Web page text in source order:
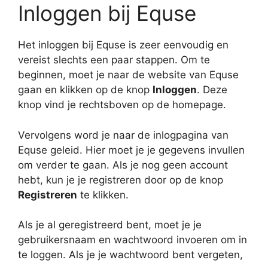
Inloggen bij Equse
Het inloggen bij Equse is zeer eenvoudig en
vereist slechts een paar stappen. Om te
beginnen, moet je naar de website van Equse
gaan en klikken op de knop Inloggen. Deze
knop vind je rechtsboven op de homepage.
Vervolgens word je naar de inlogpagina van
Equse geleid. Hier moet je je gegevens invullen
om verder te gaan. Als je nog geen account
hebt, kun je je registreren door op de knop
Registreren te klikken.
Als je al geregistreerd bent, moet je je
gebruikersnaam en wachtwoord invoeren om in
te loggen. Als je je wachtwoord bent vergeten,